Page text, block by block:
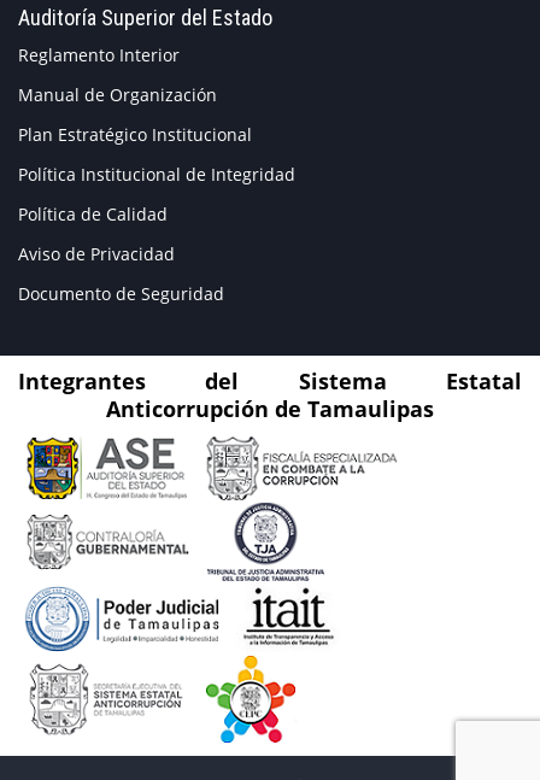
Auditoría Superior del Estado
Reglamento Interior
Manual de Organización
Plan Estratégico Institucional
Política Institucional de Integridad
Política de Calidad
Aviso de Privacidad
Documento de Seguridad
Integrantes del Sistema Estatal
Anticorrupción de Tamaulipas